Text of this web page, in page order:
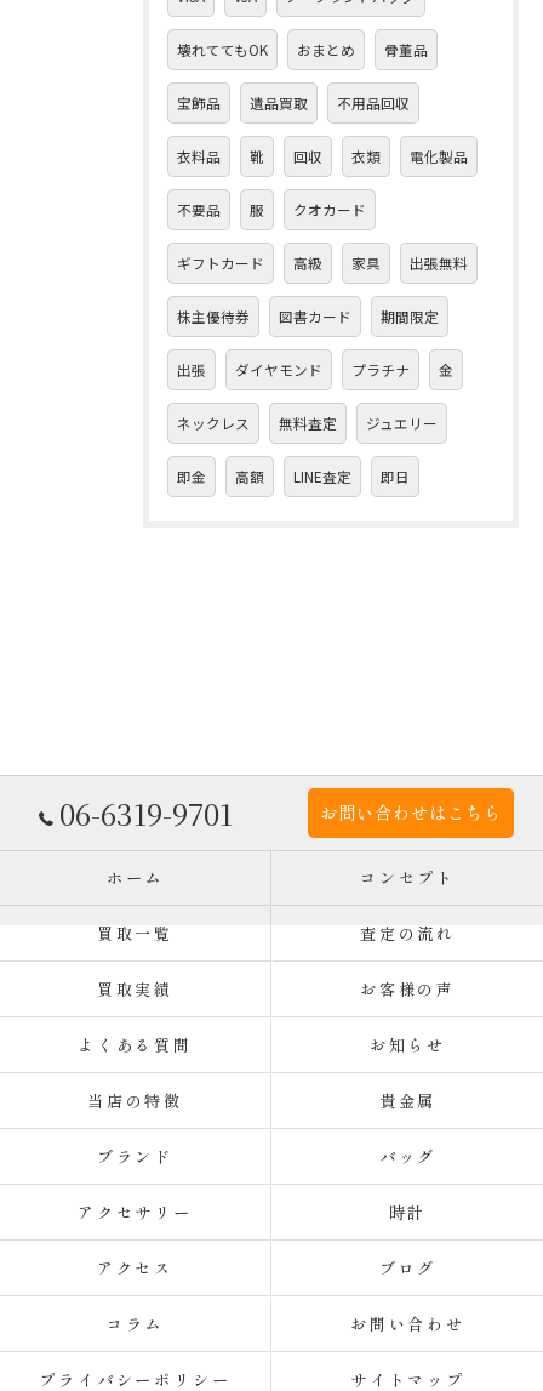
壊れててもOK おまとめ 骨董品
宝飾品 遺品買取 不用品回収
衣料品 靴 回収 衣類 電化製品
不要品 服 クオカード
ギフトカード 高級 家具 出張無料
株主優待券 図書カード 期間限定
出張 ダイヤモンド プラチナ 金
ネックレス 無料査定 ジュエリー
即金 高額 LINE査定 即日
06-6319-9701 お問い合わせはこちら
ホーム コンセプト
買取一覧 査定の流れ
買取実績 お客様の声
よくある質問 お知らせ
当店の特徴 貴金属
ブランド バッグ
アクセサリー 時計
アクセス ブログ
コラム お問い合わせ
プライバシーポリシー サイトマップ